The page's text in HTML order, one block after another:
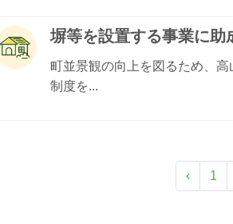
塀等を設置する事業に助
町並景観の向上を図るため、
制度を...
‹ 1